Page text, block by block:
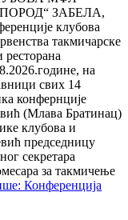
ЗАБЕЛА,
клубова
такмичарске
ресторана
на
свих 14
конфернције
(Млава Братинац)
клубова и
председницу
секретара
за такмичење
: Конференција